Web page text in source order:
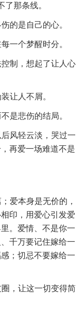
那条线。
的是自己的心。
一个梦醒时分。
制，想起了让人心
让人不屑。
是悲伤的结局。
风轻云淡，哭过一
再爱一场难道不是
爱本身是无价的，
印，用爱心引发爱
。爱情、不是你一
千万要记住嫁给一
；切忌不要嫁给一
，让这一切变得简